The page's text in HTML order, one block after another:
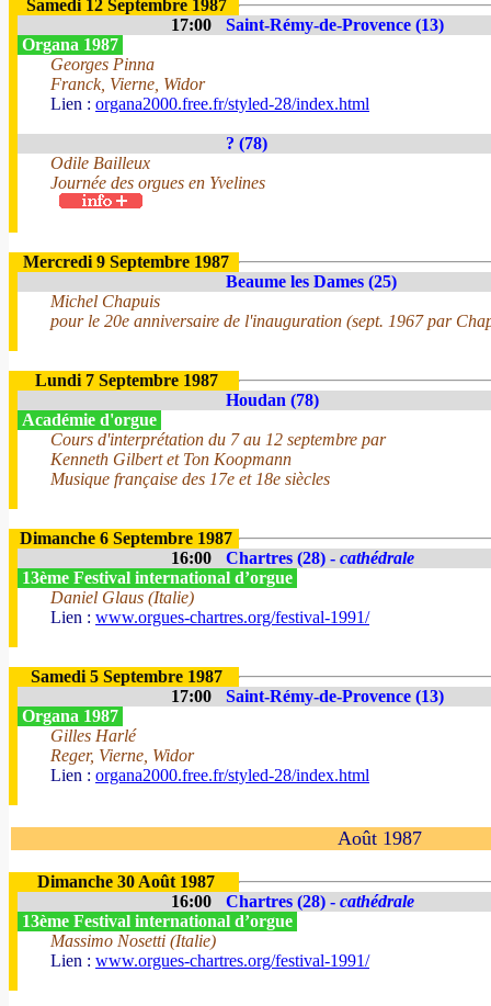
Samedi 12 Septembre 1987
17:00
Saint-Rémy-de-Provence (13)
Organa 1987
Georges Pinna
Franck, Vierne, Widor
Lien : organa2000.free.fr/styled-28/index.html
? (78)
Odile Bailleux
Journée des orgues en Yvelines
Mercredi 9 Septembre 1987
Beaume les Dames (25)
Michel Chapuis
pour le 20e anniversaire de l'inauguration (sept. 1967 par
Lundi 7 Septembre 1987
Houdan (78)
Académie d'orgue
Cours d'interprétation du 7 au 12 septembre par
Kenneth Gilbert et Ton Koopmann
Musique française des 17e et 18e siècles
Dimanche 6 Septembre 1987
16:00
Chartres (28) - cathédrale
13ème Festival international d’orgue
Daniel Glaus (Italie)
Lien : www.orgues-chartres.org/festival-1991/
Samedi 5 Septembre 1987
17:00
Saint-Rémy-de-Provence (13)
Organa 1987
Gilles Harlé
Reger, Vierne, Widor
Lien : organa2000.free.fr/styled-28/index.html
Août 1987
Dimanche 30 Août 1987
16:00
Chartres (28) - cathédrale
13ème Festival international d’orgue
Massimo Nosetti (Italie)
Lien : www.orgues-chartres.org/festival-1991/